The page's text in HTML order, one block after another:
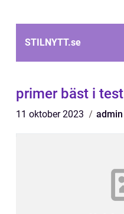
STILNYTT.se
primer bäst i test
11 oktober 2023 admin